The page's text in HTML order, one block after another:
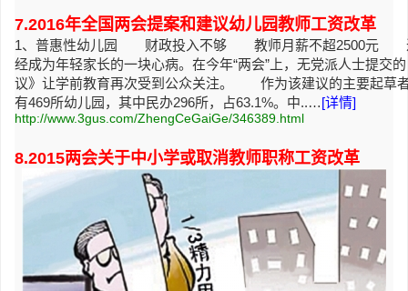
7.2016年全国两会提案和建议幼儿园教师工资改革
1、普惠性幼儿园 财政投入不够 教师月薪不超2500元 近
经成为年轻家长的一块心病。在今年“两会”上，无党派人士提交
议》让学前教育再次受到公众关注。 作为该建议的主要起草
有469所幼儿园，其中民办296所，占63.1%。中..…[详情]
http://www.3gus.com/ZhengCeGaiGe/346389.html
8.2015两会关于中小学或取消教师职称工资改革